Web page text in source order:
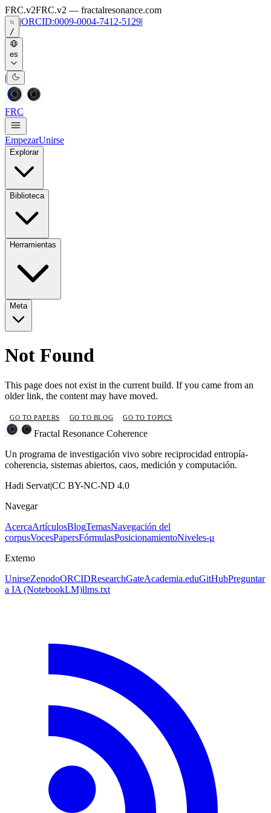
Skip to main content
FRC.v2FRC.v2 — fractalresonance.com
/
|ORCID:0009-0004-7412-5129|
es
|
FRC
EmpezarUnirse
Explorar
Biblioteca
Herramientas
Meta
Not Found
This page does not exist in the current build. If you came from an
older link, the content may have moved.
GO TO PAPERS GO TO BLOG GO TO TOPICS
Fractal Resonance Coherence
Un programa de investigación vivo sobre reciprocidad entropía-
coherencia, sistemas abiertos, caos, medición y computación.
Hadi Servat|CC BY-NC-ND 4.0
Navegar
AcercaArtículosBlogTemasNavegación del
corpusVocesPapersFórmulasPosicionamientoNiveles-μ
Externo
UnirseZenodoORCIDResearchGateAcademia.eduGitHubPreguntar
a IA (NotebookLM)llms.txt